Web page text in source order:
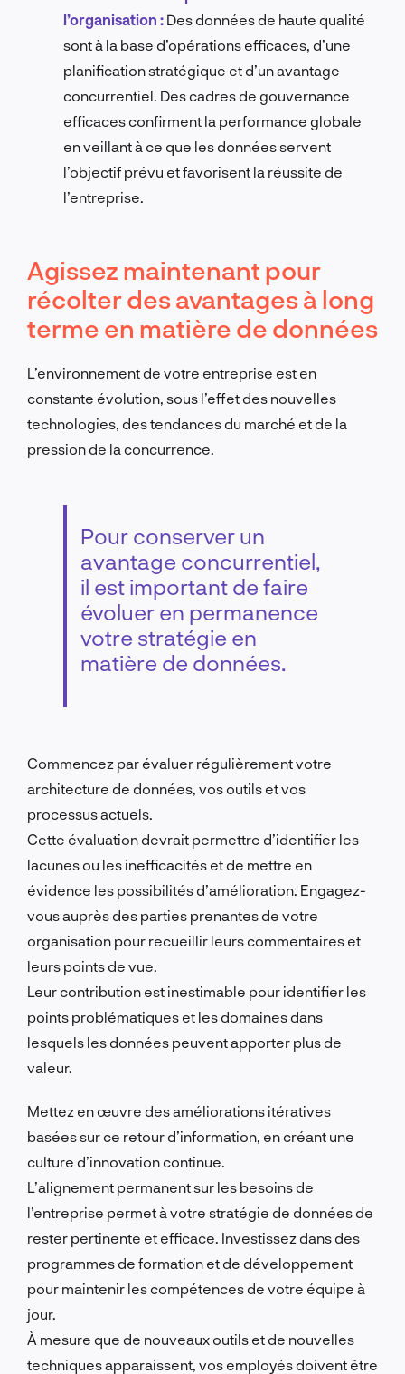
l’organisation : Des données de haute qualité
sont à la base d’opérations efficaces, d’une
planification stratégique et d’un avantage
concurrentiel. Des cadres de gouvernance
efficaces confirment la performance globale
en veillant à ce que les données servent
l’objectif prévu et favorisent la réussite de
l’entreprise.
Agissez maintenant pour
récolter des avantages à long
terme en matière de données
L’environnement de votre entreprise est en
constante évolution, sous l’effet des nouvelles
technologies, des tendances du marché et de la
pression de la concurrence.
Pour conserver un
avantage concurrentiel,
il est important de faire
évoluer en permanence
votre stratégie en
matière de données.
Commencez par évaluer régulièrement votre
architecture de données, vos outils et vos
processus actuels.
Cette évaluation devrait permettre d’identifier les
lacunes ou les inefficacités et de mettre en
évidence les possibilités d’amélioration. Engagez-
vous auprès des parties prenantes de votre
organisation pour recueillir leurs commentaires et
leurs points de vue.
Leur contribution est inestimable pour identifier les
points problématiques et les domaines dans
lesquels les données peuvent apporter plus de
valeur.
Mettez en œuvre des améliorations itératives
basées sur ce retour d’information, en créant une
culture d’innovation continue.
L’alignement permanent sur les besoins de
l’entreprise permet à votre stratégie de données de
rester pertinente et efficace. Investissez dans des
programmes de formation et de développement
pour maintenir les compétences de votre équipe à
jour.
À mesure que de nouveaux outils et de nouvelles
techniques apparaissent, vos employés doivent être